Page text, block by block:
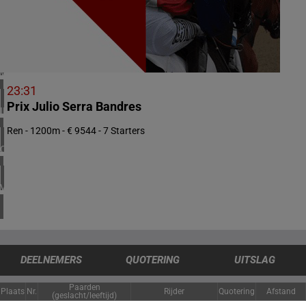
VERENIGD KONINKRIJK
3 meeting(s)
IERLAND
1 meeting(s)
CHILI
1 meeting(s)
VERENIGDE STATEN
4 meeting(s)
23:31
Prix Julio Serra Bandres
Ren - 1200m - € 9544 - 7 Starters
DEELNEMERS QUOTERING UITSLAG
Plaats Nr.
Paarden
(geslacht/leeftijd)
Rijder Quotering Afstand